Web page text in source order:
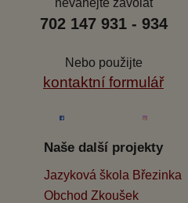
neváhejte zavolat
702 147 931 - 934
Nebo použijte
kontaktní formulář
Naše další projekty
Jazyková škola Březinka
Obchod Zkoušek